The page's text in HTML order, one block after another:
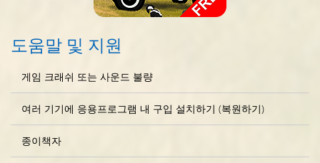
도움말 및 지원
게임 크래쉬 또는 사운드 불량
여러 기기에 응용프로그램 내 구입 설치하기 (복원하기)
종이책자